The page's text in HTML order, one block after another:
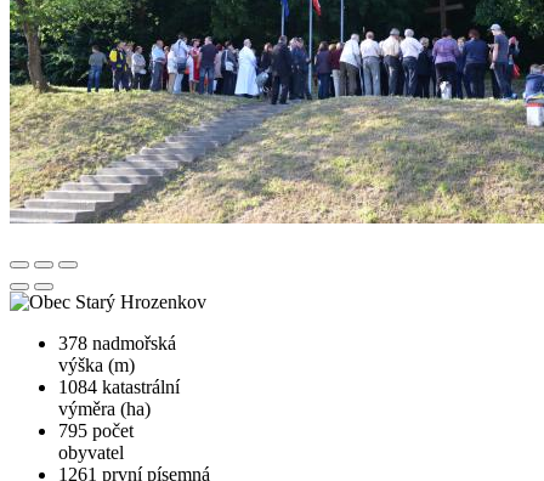
378 nadmořská
výška (m)
1084 katastrální
výměra (ha)
795 počet
obyvatel
1261 první písemná